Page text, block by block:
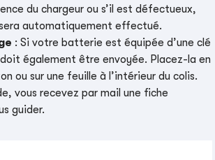
du chargeur ou s’il est défectueux,
automatiquement effectué.
: Si votre batterie est équipée d’une clé
également être envoyée. Placez-la en
ou sur une feuille à l’intérieur du colis.
vous recevez par mail une fiche
guider.